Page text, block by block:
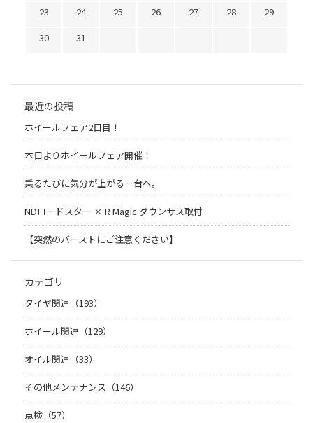
23
24 25 26 27 28
29
30
31
最近の投稿
ホイールフェア2日目！
本日よりホイールフェア開催！
乗るたびに気分が上がる一台へ。
NDロードスター × R Magic ダウンサス取付
【突然のバーストにご注意ください】
カテゴリ
タイヤ関連（193）
ホイール関連（129）
オイル関連（33）
その他メンテナンス（146）
点検（57）